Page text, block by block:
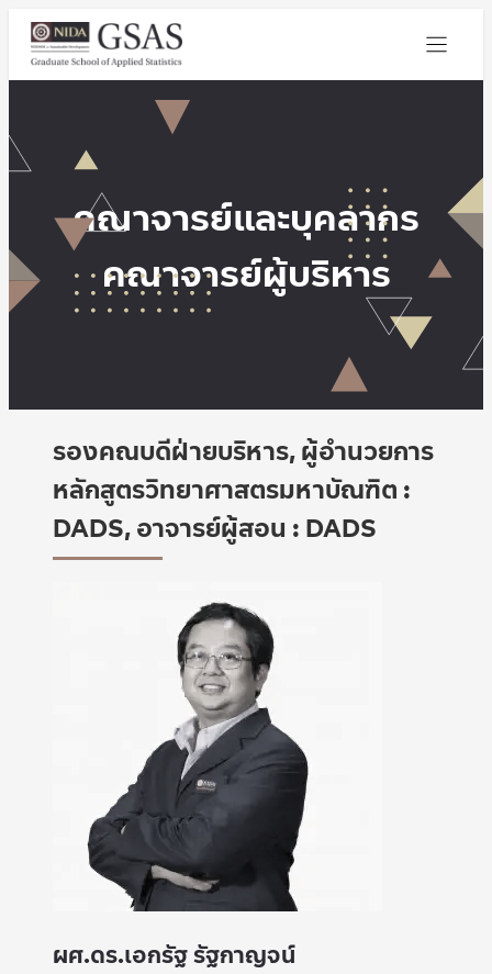
คณาจารย์และบุคลากร
คณาจารย์ผู้บริหาร
รองคณบดีฝ่ายบริหาร, ผู้อำนวยการ
หลักสูตรวิทยาศาสตรมหาบัณฑิต :
DADS, อาจารย์ผู้สอน : DADS
ผศ.ดร.เอกรัฐ รัฐกาญจน์